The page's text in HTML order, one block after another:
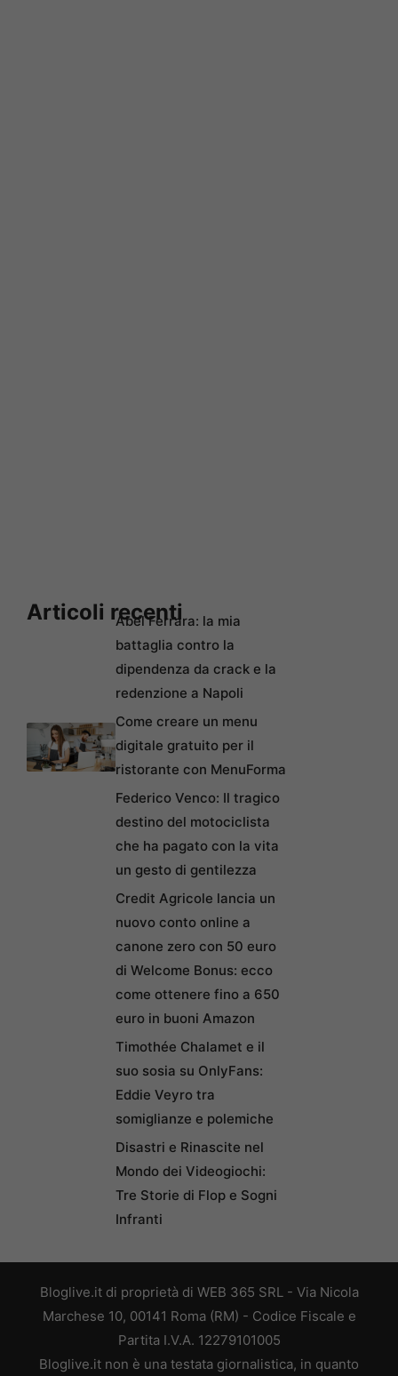
Articoli recenti
Abel Ferrara: la mia
battaglia contro la
dipendenza da crack e la
redenzione a Napoli
Come creare un menu
digitale gratuito per il
ristorante con MenuForma
Federico Venco: Il tragico
destino del motociclista
che ha pagato con la vita
un gesto di gentilezza
Credit Agricole lancia un
nuovo conto online a
canone zero con 50 euro
di Welcome Bonus: ecco
come ottenere fino a 650
euro in buoni Amazon
Timothée Chalamet e il
suo sosia su OnlyFans:
Eddie Veyro tra
somiglianze e polemiche
Disastri e Rinascite nel
Mondo dei Videogiochi:
Tre Storie di Flop e Sogni
Infranti
Bloglive.it di proprietà di WEB 365 SRL - Via Nicola
Marchese 10, 00141 Roma (RM) - Codice Fiscale e
Partita I.V.A. 12279101005
Bloglive.it non è una testata giornalistica, in quanto